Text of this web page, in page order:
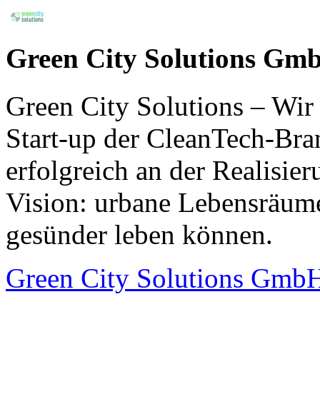
Green City Solutions
Green City Solutions –
Start-up der CleanTech-
erfolgreich an der
Vision: urbane
gesünder leben können.
Green City Solutions